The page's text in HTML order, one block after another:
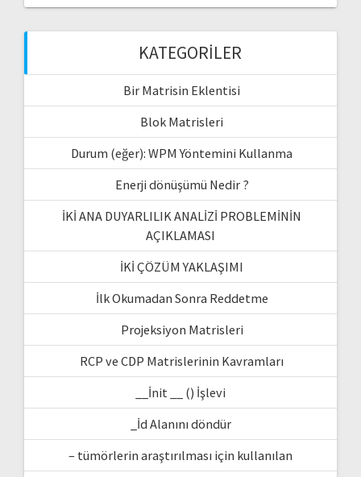
KATEGORILER
Bir Matrisin Eklentisi
Blok Matrisleri
Durum (eğer): WPM Yöntemini Kullanma
Enerji dönüşümü Nedir ?
İKİ ANA DUYARLILIK ANALİZİ PROBLEMİNİN
AÇIKLAMASI
İKİ ÇÖZÜM YAKLAŞIMI
İlk Okumadan Sonra Reddetme
Projeksiyon Matrisleri
RCP ve CDP Matrislerinin Kavramları
__İnit __ () İşlevi
_İd Alanını döndür
– tümörlerin araştırılması için kullanılan